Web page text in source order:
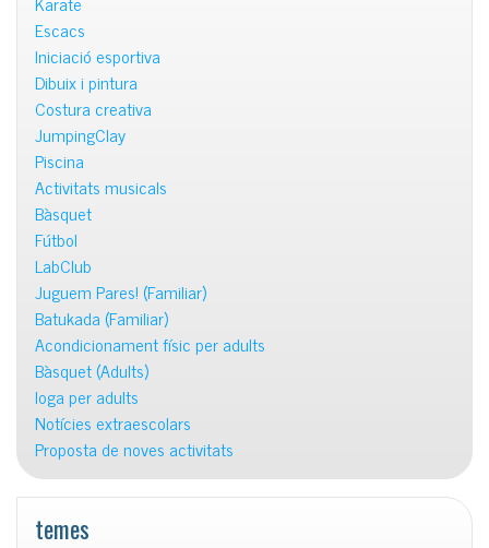
Escacs
Iniciació esportiva
Dibuix i pintura
Costura creativa
JumpingClay
Piscina
Activitats musicals
Bàsquet
Fútbol
LabClub
Juguem Pares! (Familiar)
Batukada (Familiar)
Acondicionament físic per adults
Bàsquet (Adults)
Ioga per adults
Notícies extraescolars
Proposta de noves activitats
temes